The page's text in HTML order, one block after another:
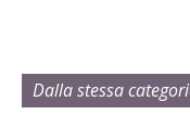
Dalla stessa